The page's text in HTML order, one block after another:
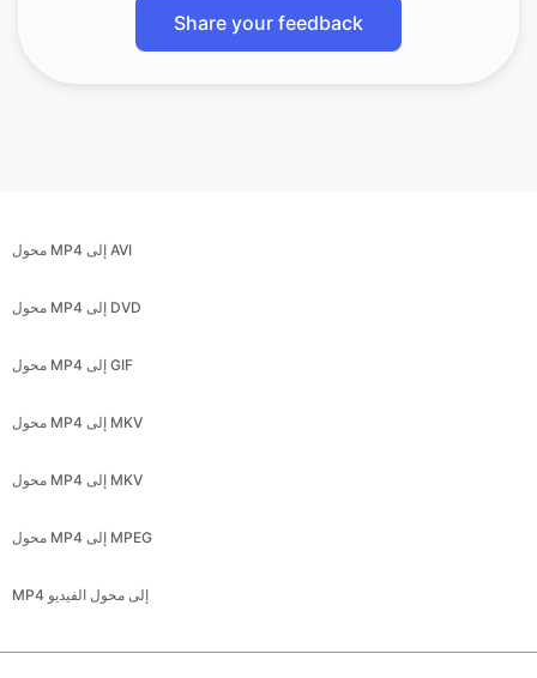
Share your feedback
محول MP4 إلى AVI
محول MP4 إلى DVD
محول MP4 إلى GIF
محول MP4 إلى MKV
محول MP4 إلى MKV
محول MP4 إلى MPEG
MP4 إلى محول الفيديو